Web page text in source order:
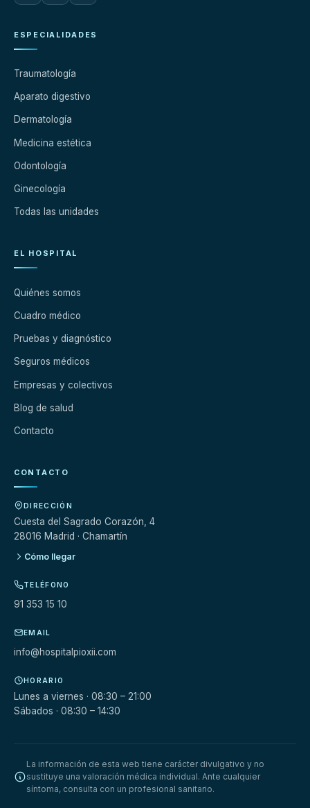
ESPECIALIDADES
Traumatología
Aparato digestivo
Dermatología
Medicina estética
Odontología
Ginecología
Todas las unidades
EL HOSPITAL
Quiénes somos
Cuadro médico
Pruebas y diagnóstico
Seguros médicos
Empresas y colectivos
Blog de salud
Contacto
CONTACTO
DIRECCIÓN
Cuesta del Sagrado Corazón, 4
28016 Madrid · Chamartín
Cómo llegar
TELÉFONO
91 353 15 10
EMAIL
info@hospitalpioxii.com
HORARIO
Lunes a viernes · 08:30 – 21:00
Sábados · 08:30 – 14:30
La información de esta web tiene carácter divulgativo y no
sustituye una valoración médica individual. Ante cualquier
síntoma, consulta con un profesional sanitario.